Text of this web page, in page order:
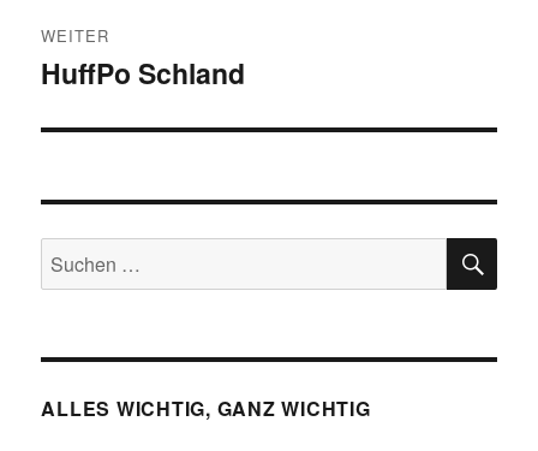
WEITER
Nächster
HuffPo Schland
Suchen
nach:
ALLES WICHTIG, GANZ WICHTIG